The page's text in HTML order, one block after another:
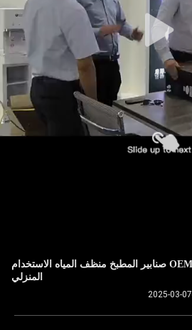
فيزرتون OEM ODM صنابير المطبخ منظف المياه الاستخدام
المنزلي
2025-03-07